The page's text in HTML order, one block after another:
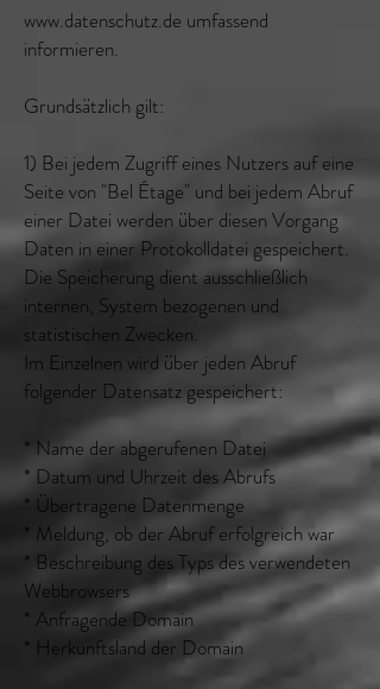
www.datenschutz.de umfassend
informieren.
Grundsätzlich gilt:
1) Bei jedem Zugriff eines Nutzers auf eine
Seite von "Bel Étage" und bei jedem Abruf
einer Datei werden über diesen Vorgang
Daten in einer Protokolldatei gespeichert.
Die Speicherung dient ausschließlich
internen, System bezogenen und
statistischen Zwecken.
Im Einzelnen wird über jeden Abruf
folgender Datensatz gespeichert:
* Name der abgerufenen Datei
* Datum und Uhrzeit des Abrufs
* Übertragene Datenmenge
* Meldung, ob der Abruf erfolgreich war
* Beschreibung des Typs des verwendeten
Webbrowsers
* Anfragende Domain
* Herkunftsland der Domain